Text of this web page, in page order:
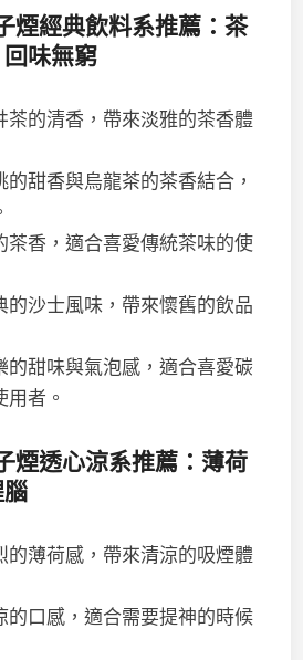
煙經典飲料系推薦：茶
味無窮
茶的清香，帶來淡雅的茶香體
的甜香與烏龍茶的茶香結合，
茶香，適合喜愛傳統茶味的使
的沙士風味，帶來懷舊的飲品
的甜味與氣泡感，適合喜愛碳
者。
煙透心涼系推薦：薄荷
的薄荷感，帶來清涼的吸煙體
的口感，適合需要提神的時候